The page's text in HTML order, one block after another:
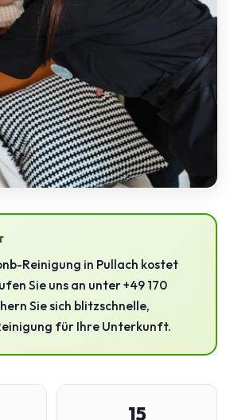
Reinigung in Pullach kostet
Sie uns an unter +49 170
Sie sich blitzschnelle,
für Ihre Unterkunft.
15